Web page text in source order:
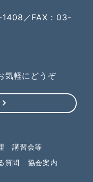
／FAX：03-
気軽にどうぞ
講習会等
質問 協会案内